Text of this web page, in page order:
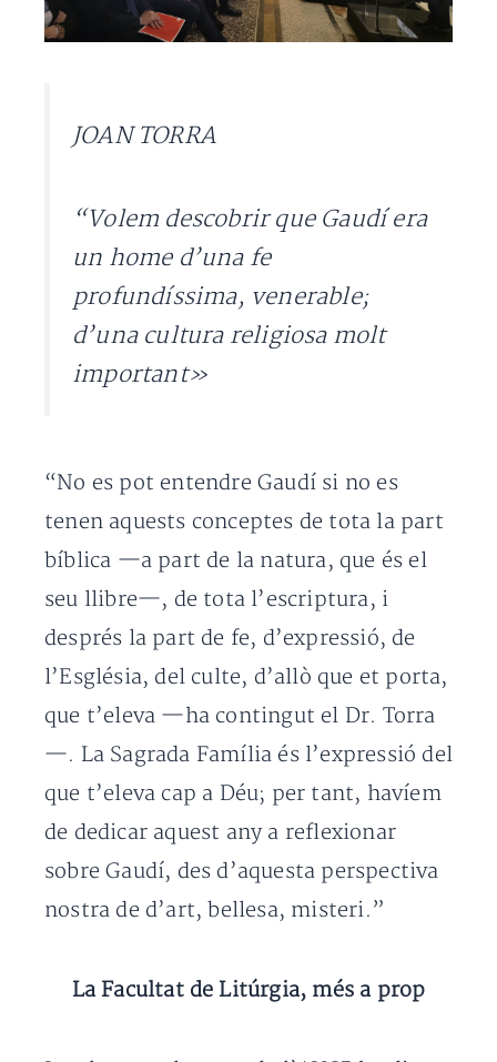
JOAN TORRA
“Volem descobrir que Gaudí era
un home d’una fe
profundíssima, venerable;
d’una cultura religiosa molt
important»
“No es pot entendre Gaudí si no es
tenen aquests conceptes de tota la part
bíblica —a part de la natura, que és el
seu llibre—, de tota l’escriptura, i
després la part de fe, d’expressió, de
l’Església, del culte, d’allò que et porta,
que t’eleva —ha contingut el Dr. Torra
—. La Sagrada Família és l’expressió del
que t’eleva cap a Déu; per tant, havíem
de dedicar aquest any a reflexionar
sobre Gaudí, des d’aquesta perspectiva
nostra de d’art, bellesa, misteri.”
La Facultat de Litúrgia, més a prop